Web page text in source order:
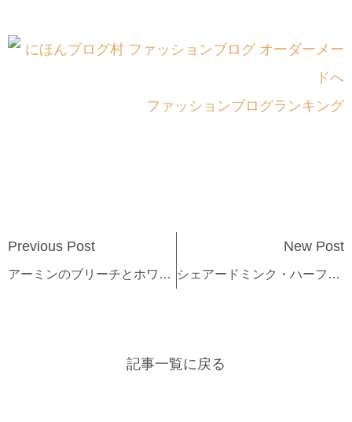
ファッションブログランキング
Previous Post
アーミンのブリーチとホワイトニングの違い
New Post
シェアードミンク・ハーフコート(ダークブルーグリーン)
記事一覧に戻る